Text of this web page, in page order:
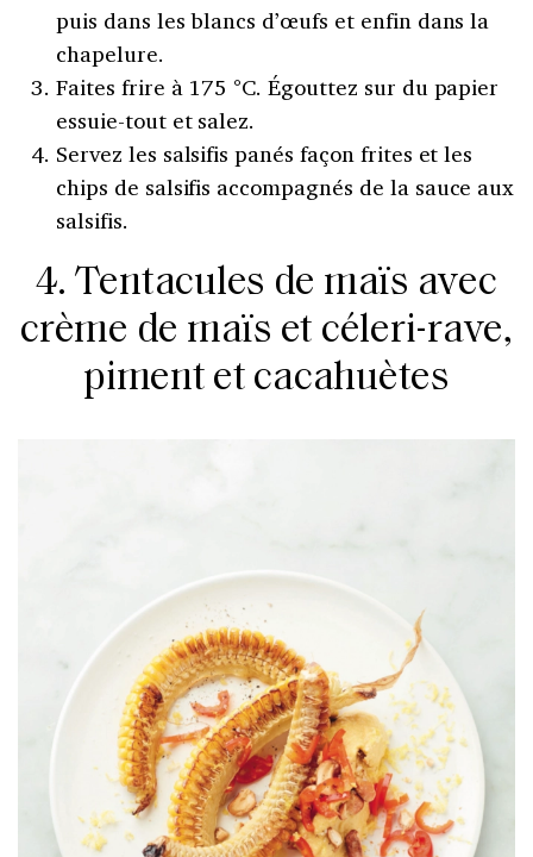
puis dans les blancs d’œufs et enfin dans la
chapelure.
Faites frire à 175 °C. Égouttez sur du papier
essuie-tout et salez.
Servez les salsifis panés façon frites et les
chips de salsifis accompagnés de la sauce aux
salsifis.
4. Tentacules de maïs avec
crème de maïs et céleri-rave,
piment et cacahuètes